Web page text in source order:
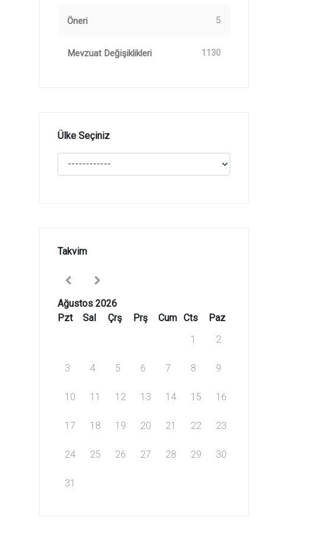
Öneri 5
Mevzuat Değişiklikleri 1130
Ülke Seçiniz
Takvim
Ağustos 2026
Pzt
Sal Çrş Prş Cum Cts
Paz
1
2
3 4 5 6 7 8 9
10 11 12 13 14 15 16
17 18 19 20 21 22 23
24 25 26 27 28 29 30
31